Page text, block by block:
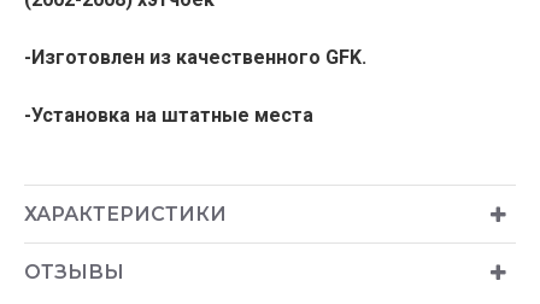
-Изготовлен из качественного GFK.
-Установка на штатные места
ХАРАКТЕРИСТИКИ
ОТЗЫВЫ